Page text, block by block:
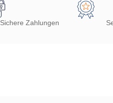
Sichere Zahlungen